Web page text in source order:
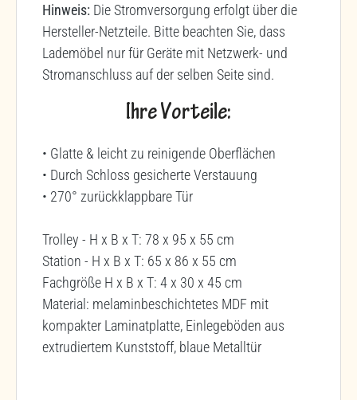
Hinweis: Die Stromversorgung erfolgt über die
Hersteller-Netzteile. Bitte beachten Sie, dass
Lademöbel nur für Geräte mit Netzwerk- und
Stromanschluss auf der selben Seite sind.
Ihre Vorteile:
• Glatte & leicht zu reinigende Oberflächen
• Durch Schloss gesicherte Verstauung
• 270° zurückklappbare Tür
Trolley - H x B x T: 78 x 95 x 55 cm
Station - H x B x T: 65 x 86 x 55 cm
Fachgröße H x B x T: 4 x 30 x 45 cm
Material: melaminbeschichtetes MDF mit
kompakter Laminatplatte, Einlegeböden aus
extrudiertem Kunststoff, blaue Metalltür